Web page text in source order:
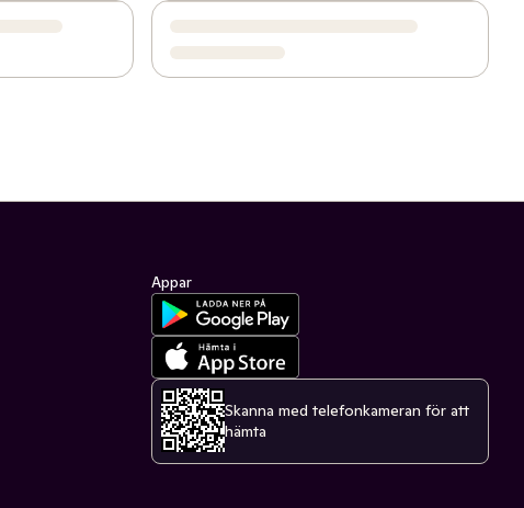
Appar
Skanna med telefonkameran för att
hämta